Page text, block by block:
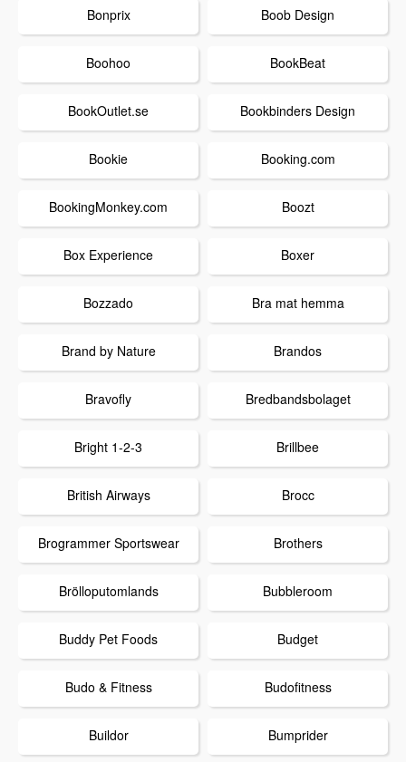
Bonprix Boob Design
Boohoo BookBeat
BookOutlet.se Bookbinders Design
Bookie Booking.com
BookingMonkey.com Boozt
Box Experience Boxer
Bozzado Bra mat hemma
Brand by Nature Brandos
Bravofly Bredbandsbolaget
Bright 1-2-3 Brillbee
British Airways Brocc
Brogrammer Sportswear Brothers
Brölloputomlands Bubbleroom
Buddy Pet Foods Budget
Budo & Fitness Budofitness
Buildor Bumprider